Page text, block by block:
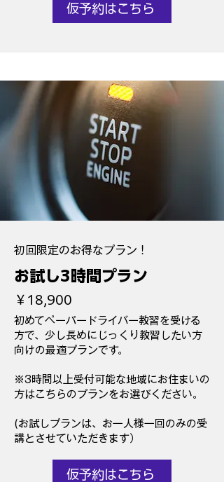
仮予約はこちら
初回限定のお得なプラン！
お試し3時間プラン
￥18,900
初めてペーパードライバー教習を受ける
方で、少し長めにじっくり教習したい方
向けの最適プランです。
※3時間以上受付可能な地域にお住まいの
方はこちらのプランをお選びください。
​(お試しプランは、お一人様​一回のみの受
講とさせていただきます）
仮予約はこちら